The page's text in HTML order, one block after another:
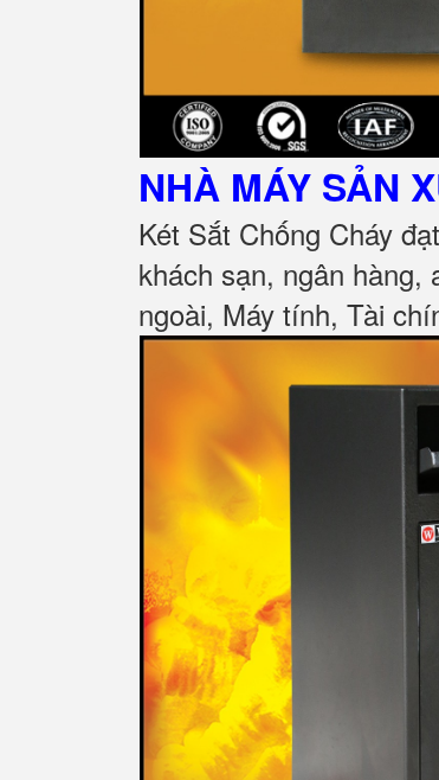
NHÀ MÁY SẢN
Két Sắt Chống Cháy
khách sạn, ngân
ngoài, Máy tính, Tài